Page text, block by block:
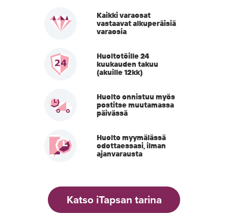
Kaikki varaosat
vastaavat alkuperäisiä
varaosia
Huoltotöille 24
kuukauden takuu
(akuille 12kk)
Huolto onnistuu myös
postitse muutamassa
päivässä
Huolto myymälässä
odottaessasi, ilman
ajanvarausta
Katso iTapsan tarina